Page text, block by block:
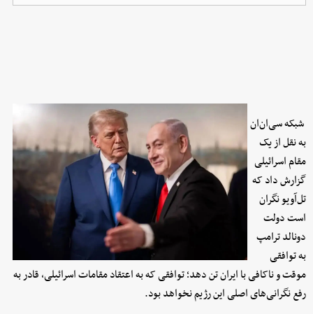
شبکه سی‌ان‌ان
به نقل از یک
مقام اسرائیلی
گزارش داد که
تل‌آویو نگران
است دولت
دونالد ترامپ
به توافقی
موقت و ناکافی با ایران تن دهد؛ توافقی که به اعتقاد مقامات اسرائیلی، قادر به
رفع نگرانی‌های اصلی این رژیم نخواهد بود.